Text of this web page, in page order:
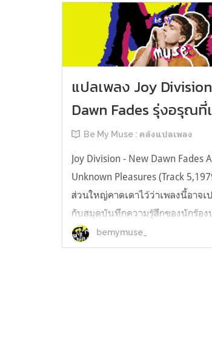
แปลเพลง Joy
Dawn Fades รุ่งอรุณที่
Be My Muse : คลังแปลเพลง
Joy Division - New Dawn Fades
Unknown Pleasures (Track
ส่วนใหญ่คาดเดาไว้ว่าเพลงนี้อาจ
กับสมุดบันทึกความรู้สึกของนักร้อง
สก่อนที่เขาเลือกจะจบชีวิตของตัวเ
หนึ่งปีหลังจากที่ Joy Division ปล่อ
bemymuse_